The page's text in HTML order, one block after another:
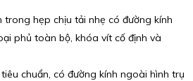
trong hẹp chịu tải nhẹ có đường kính
phủ toàn bộ, khóa vít cố định và
chuẩn, có đường kính ngoài hình trụ